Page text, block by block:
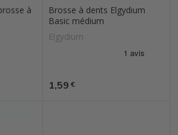
à
Brosse à dents Elgydium
Basic médium
Elgydium
Prix
1,59 €